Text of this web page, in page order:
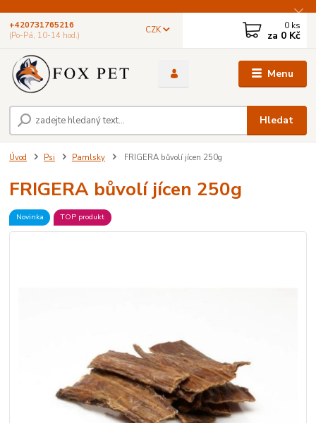
Menu
CZK
Hledat
+420731765216
(Po-Pá, 10-14 hod.)
0 ks
za 0 Kč
Úvod Psi Pamlsky FRIGERA bůvolí jícen 250g
FRIGERA bůvolí jícen 250g
Novinka TOP produkt